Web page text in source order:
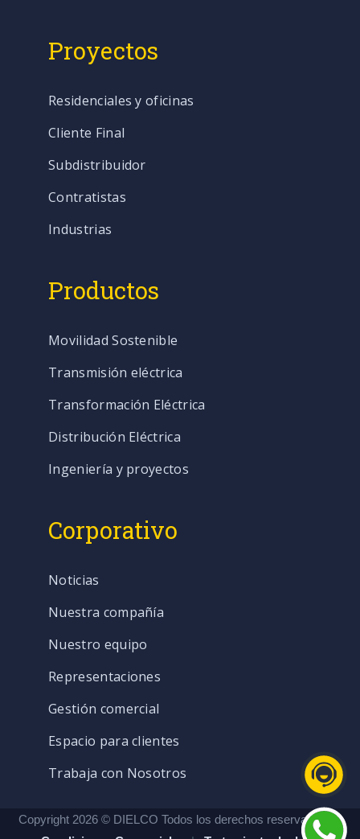
Proyectos
Residenciales y oficinas
Cliente Final
Subdistribuidor
Contratistas
Industrias
Productos
Movilidad Sostenible
Transmisión eléctrica
Transformación Eléctrica
Distribución Eléctrica
Ingeniería y proyectos
Corporativo
Noticias
Nuestra compañía
Nuestro equipo
Representaciones
Gestión comercial
Espacio para clientes
Trabaja con Nosotros
Copyright 2026 © DIELCO Todos los derechos reservados. |